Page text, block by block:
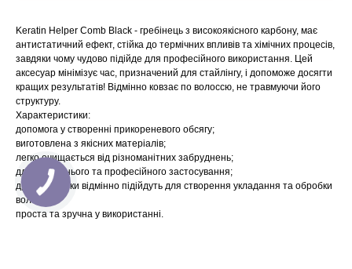
Keratin Helper Comb Black - гребінець з високоякісного карбону, має
антистатичний ефект, стійка до термічних впливів та хімічних процесів,
завдяки чому чудово підійде для професійного використання. Цей
аксесуар мінімізує час, призначений для стайлінгу, і допоможе досягти
кращих результатів! Відмінно ковзає по волоссю, не травмуючи його
структуру.
Характеристики:
допомога у створенні прикореневого обсягу;
виготовлена ​​з якісних матеріалів;
легко очищається від різноманітних забруднень;
для домашнього та професійного застосування;
дрібні зубчики відмінно підійдуть для створення укладання та обробки
волосся;
проста та зручна у використанні.